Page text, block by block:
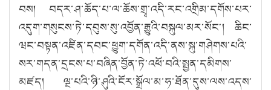
བས། བདར་ཤ་ཆོད་པ་ལ་ཆོས་གྲྭ་འདི་རང་འགྲིམ་དགོས་པར་
འདུག་གསུངས་ཏེ་དབུས་སུ་འབྱོན་རྒྱུའི་བསྐུལ་མར་སོང༌། ཆིང་
ཝང་བསྟན་འཛིན་དབང་ཕྱུག་དགོན་འདི་ནས་སྐུ་གཤེགས་པའི་
སར་གདན་དྲངས་པ་བཞིན་བྱོན་ཏེ་འཕོ་བའི་སྤྱན་དམིགས་
མཛད། ལྔ་པའི་ཉི་ཤུའི་ངོར་སྒྲོལ་མ་ཧ་ཐོན་དུས་ལས་འདས་